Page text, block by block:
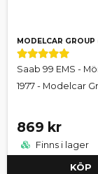
MODELCAR GROUP
Saab 99 EMS -
1977 - Modelcar
869 kr
Finns i lager
KÖP